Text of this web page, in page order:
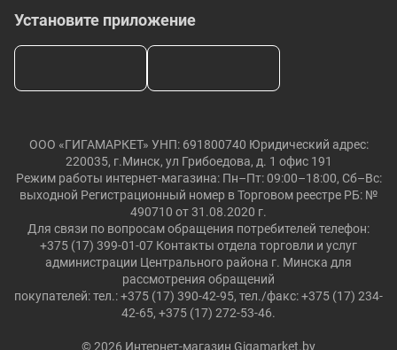
Установите приложение
ООО «ГИГАМАРКЕТ» УНП: 691800740 Юридический адрес:
220035, г.Минск, ул Грибоедова, д. 1 офис 191
Режим работы интернет-магазина: Пн–Пт: 09:00–18:00, Сб–Вс:
выходной Регистрационный номер в Торговом реестре РБ: №
490710 от 31.08.2020 г.
Для связи по вопросам обращения потребителей телефон:
+375 (17) 399-01-07 Контакты отдела торговли и услуг
администрации Центрального района г. Минска для
рассмотрения обращений
покупателей: тел.: +375 (17) 390-42-95, тел./факс: +375 (17) 234-
42-65, +375 (17) 272-53-46.
© 2026 Интернет-магазин Gigamarket.by